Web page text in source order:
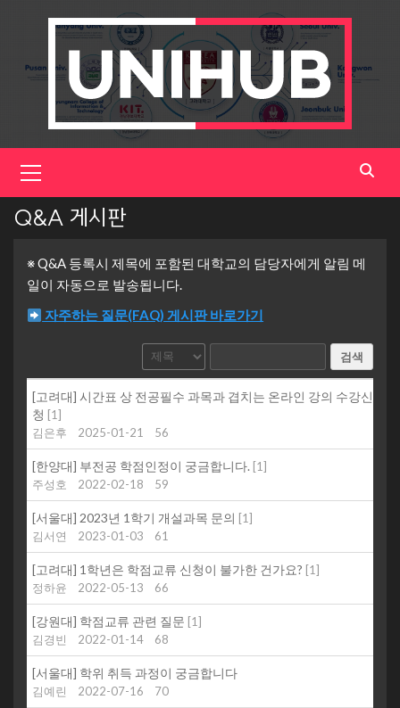
Menu
Q&A 게시판
※ Q&A 등록시 제목에 포함된 대학교의 담당자에게 알림 메
일이 자동으로 발송됩니다.
자주하는 질문(FAQ) 게시판 바로가기
검색
[고려대] 시간표 상 전공필수 과목과 겹치는 온라인 강의 수강신
청 [1]
김은후
2025-01-21 56
[한양대] 부전공 학점인정이 궁금합니다. [1]
주성호
2022-02-18 59
[서울대] 2023년 1학기 개설과목 문의 [1]
김서연
2023-01-03 61
[고려대] 1학년은 학점교류 신청이 불가한 건가요? [1]
정하윤
2022-05-13 66
[강원대] 학점교류 관련 질문 [1]
김경빈
2022-01-14 68
[서울대] 학위 취득 과정이 궁금합니다
김예린 2022-07-16 70